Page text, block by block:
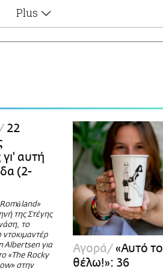
Plus
Οι Αθηναίοι
Lgbtqi+
Επιλογές
22
αυτή
(2-
της Στέγης
το
Albertsen για
«The Rocky
στην
Αγορά «Αυτό το
θέλω!»: 36